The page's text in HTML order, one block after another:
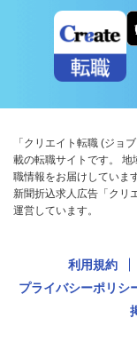
「クリエイト転職 (ジョ
載の転職サイトです。
職情報をお届けしています
新聞折込求人広告「クリ
運営しています。
利用規約
プライバシーポリシ